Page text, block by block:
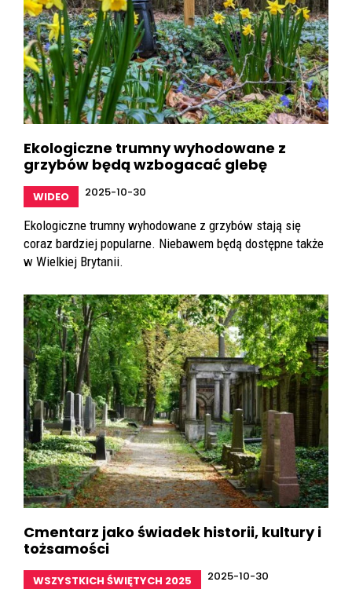
Ekologiczne trumny wyhodowane z
grzybów będą wzbogacać glebę
WIDEO 2025-10-30
Ekologiczne trumny wyhodowane z grzybów stają się
coraz bardziej popularne. Niebawem będą dostępne także
w Wielkiej Brytanii.
Cmentarz jako świadek historii, kultury i
tożsamości
WSZYSTKICH ŚWIĘTYCH 2025 2025-10-30